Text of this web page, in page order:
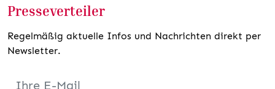
Presseverteiler
Regelmäßig aktuelle Infos und Nachrichten direkt per
Newsletter.